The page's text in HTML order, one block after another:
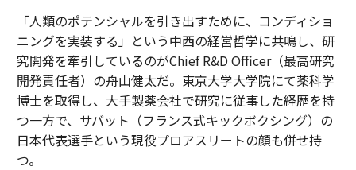
「人類のポテンシャルを引き出すために、コンディショ
ニングを実装する」という中西の経営哲学に共鳴し、研
究開発を牽引しているのがChief R&D Officer（最高研究
開発責任者）の舟山健太だ。東京大学大学院にて薬科学
博士を取得し、大手製薬会社で研究に従事した経歴を持
つ一方で、サバット（フランス式キックボクシング）の
日本代表選手という現役プロアスリートの顔も併せ持
つ。